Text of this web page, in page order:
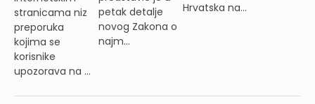
stranicama niz
preporuka
kojima se
korisnike
upozorava na ...
petak detalje
novog Zakona o
najm...
Hrvatska na...